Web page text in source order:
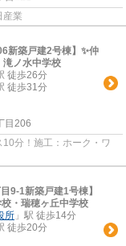
産業
新築戸建2号棟】✨️仲
滝ノ水中学校
徒歩26分
徒歩31分
目206
分！施工：ホーク・ワ
9-1新築戸建1号棟】
・瑞穂ヶ丘中学校
所 」駅 徒歩14分
徒歩20分